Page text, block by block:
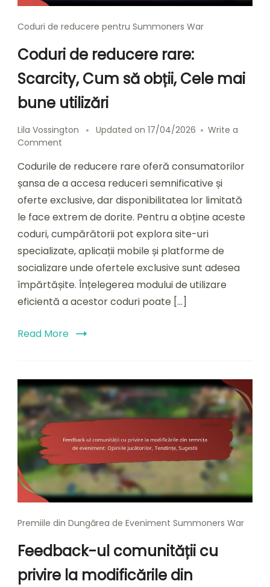
Coduri de reducere pentru Summoners War
Coduri de reducere rare:
Scarcity, Cum să obții, Cele mai
bune utilizări
Lila Vossington Updated on 17/04/2026
Write a
Comment
de
reducere
Scarcity,
Cum
să
obții,
Cele
mai
bune
utilizări
Codurile de reducere rare oferă consumatorilor
șansa de a accesa reduceri semnificative și
oferte exclusive, dar disponibilitatea lor limitată
le face extrem de dorite. Pentru a obține aceste
coduri, cumpărătorii pot explora site-uri
specializate, aplicații mobile și platforme de
socializare unde ofertele exclusive sunt adesea
împărtășite. Înțelegerea modului de utilizare
eficientă a acestor coduri poate […]
Read More
Premiile din Dungărea de Eveniment Summoners War
Feedback-ul comunității cu
privire la modificările din